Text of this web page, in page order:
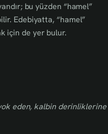
bu yüzden “hamel”
Edebiyatta, “hamel”
için de yer bulur.
eden, kalbin derinliklerine